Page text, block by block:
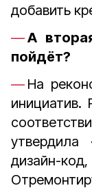
добавить
А
пойдёт?
На
утвердила
дизайн-